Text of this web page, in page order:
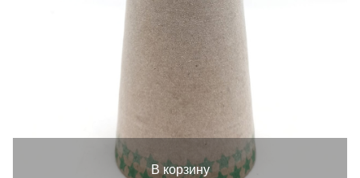
В корзину